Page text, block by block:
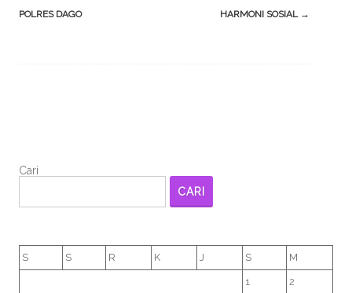
POLRES DAGO
HARMONI SOSIAL →
Cari
CARI
S S R K J S M
1 2